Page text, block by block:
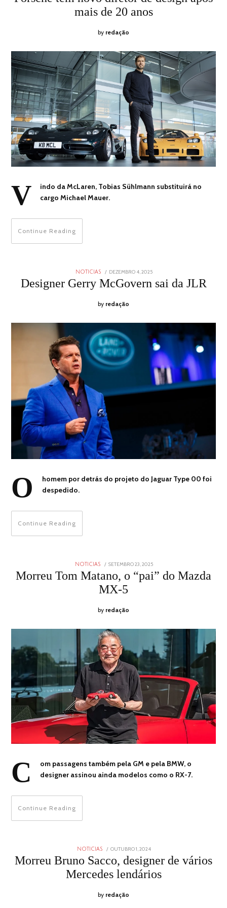
2026
mais de 20 anos
by redação
V
indo da McLaren, Tobias Sühlmann substituirá no
cargo Michael Mauer.
Continue Reading
NOTICIAS
POSTED
ON
DEZEMBRO 4, 2025
2025
Designer Gerry McGovern sai da JLR
by redação
O
homem por detrás do projeto do Jaguar Type 00 foi
despedido.
Continue Reading
NOTICIAS
POSTED
SETEMBRO 23, 2025
23,
2025
Morreu Tom Matano, o “pai” do Mazda
MX-5
by redação
C
om passagens também pela GM e pela BMW, o
designer assinou ainda modelos como o RX-7.
Continue Reading
NOTICIAS
POSTED
OUTUBRO 1, 2024
2024
Morreu Bruno Sacco, designer de vários
Mercedes lendários
by redação